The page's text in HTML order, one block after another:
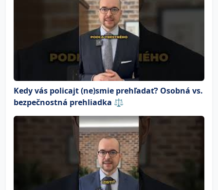
Kedy vás policajt (ne)smie prehľadať? Osobná vs.
bezpečnostná prehliadka ⚖️